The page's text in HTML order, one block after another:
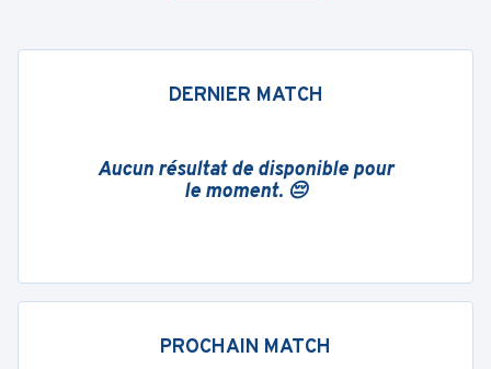
DERNIER MATCH
Aucun résultat de disponible pour
le moment. 😔
PROCHAIN MATCH